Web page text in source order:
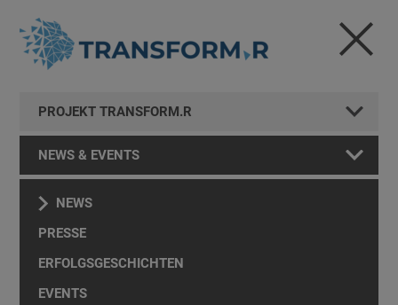
PROJEKT TRANSFORM.R
NEWS & EVENTS
NEWS
PRESSE
ERFOLGSGESCHICHTEN
EVENTS